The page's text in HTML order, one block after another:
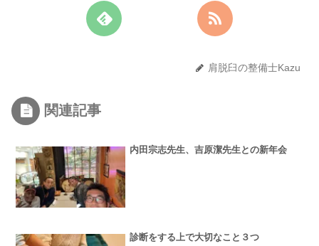
肩脱臼の整備士Kazu
関連記事
内田宗志先生、吉原潔先生との新年会
診断をする上で大切なこと３つ